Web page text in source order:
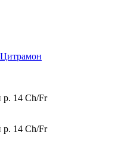
Цитрамон
р. 14 Сh/Fr
р. 14 Сh/Fr